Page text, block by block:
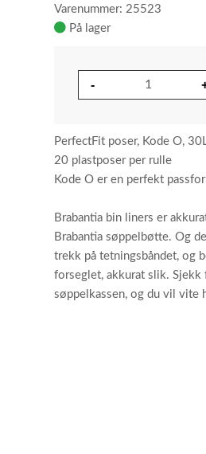
Varenummer: 25523
På lager
PerfectFit poser, Kode O,
20 plastposer per rulle
Kode O er en perfekt
Brabantia bin liners er
Brabantia søppelbøtte. Og
trekk på tetningsbåndet, og
forseglet, akkurat slik. Sjekk
søppelkassen, og du vil vite